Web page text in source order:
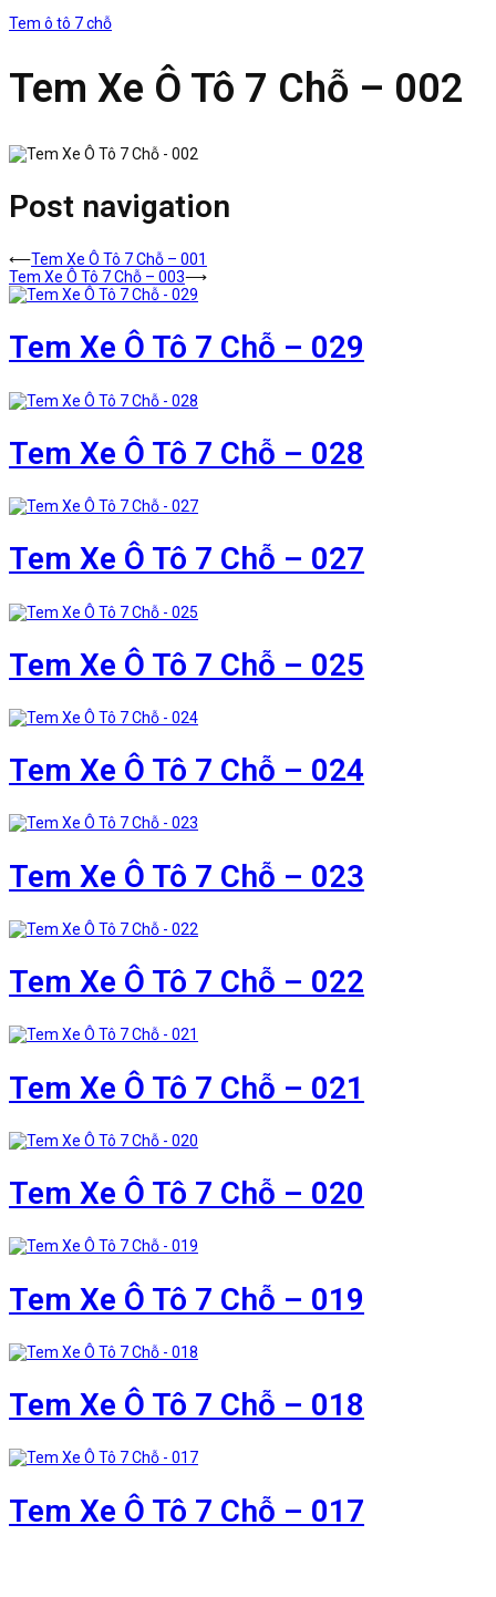
Tem ô tô 7 chỗ
Tem Xe Ô Tô 7 Chỗ – 002
Post navigation
⟵Tem Xe Ô Tô 7 Chỗ – 001
Tem Xe Ô Tô 7 Chỗ – 003⟶
Tem Xe Ô Tô 7 Chỗ – 029
Tem Xe Ô Tô 7 Chỗ – 028
Tem Xe Ô Tô 7 Chỗ – 027
Tem Xe Ô Tô 7 Chỗ – 025
Tem Xe Ô Tô 7 Chỗ – 024
Tem Xe Ô Tô 7 Chỗ – 023
Tem Xe Ô Tô 7 Chỗ – 022
Tem Xe Ô Tô 7 Chỗ – 021
Tem Xe Ô Tô 7 Chỗ – 020
Tem Xe Ô Tô 7 Chỗ – 019
Tem Xe Ô Tô 7 Chỗ – 018
Tem Xe Ô Tô 7 Chỗ – 017